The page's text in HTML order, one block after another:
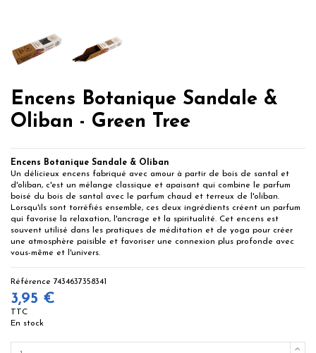
Encens Botanique Sandale &
Oliban - Green Tree
Encens Botanique Sandale & Oliban
Un délicieux encens fabriqué avec amour à partir de bois de santal et
d'oliban, c'est un mélange classique et apaisant qui combine le parfum
boisé du bois de santal avec le parfum chaud et terreux de l'oliban.
Lorsqu'ils sont torréfiés ensemble, ces deux ingrédients créent un parfum
qui favorise la relaxation, l'ancrage et la spiritualité. Cet encens est
souvent utilisé dans les pratiques de méditation et de yoga pour créer
une atmosphère paisible et favoriser une connexion plus profonde avec
vous-même et l'univers.
Référence 7434637358341
3,95 €
TTC
En stock